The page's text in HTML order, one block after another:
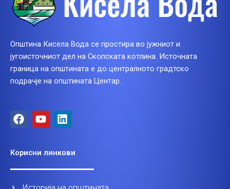
Општина Кисела Вода се простира во јужниот и
југоисточниот дел на Скопската котлина. Источната
граница на општината е до централното градтско
подрачје на општината Центар.
F
a
b
o
Y
o
u
b
L
i
e
d
Корисни линкови